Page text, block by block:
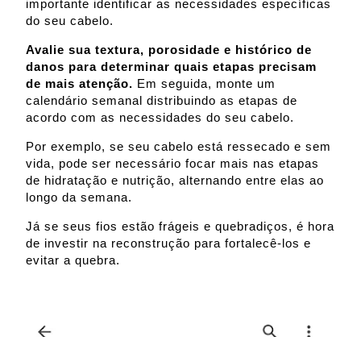
importante identificar as necessidades específicas
do seu cabelo.
Avalie sua textura, porosidade e histórico de
danos para determinar quais etapas precisam
de mais atenção. Em seguida, monte um
calendário semanal distribuindo as etapas de
acordo com as necessidades do seu cabelo.
Por exemplo, se seu cabelo está ressecado e sem
vida, pode ser necessário focar mais nas etapas
de hidratação e nutrição, alternando entre elas ao
longo da semana.
Já se seus fios estão frágeis e quebradiços, é hora
de investir na reconstrução para fortalecê-los e
evitar a quebra.